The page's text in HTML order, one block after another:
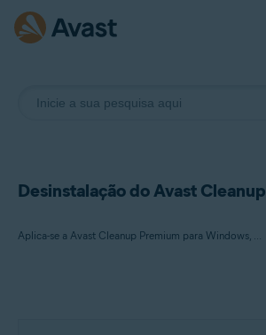
Desinstalação do Avast Cleanup
Aplica-se a Avast Cleanup Premium para Windows, Avast Cleanup Premium para Mac, Avast Cleanup para Android